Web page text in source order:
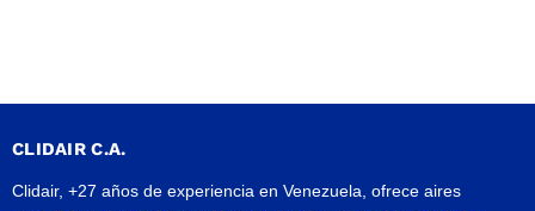
CLIDAIR C.A.
Clidair, +27 años de experiencia en Venezuela, ofrece aires